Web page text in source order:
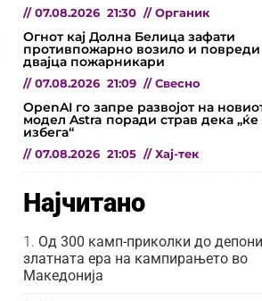
// 07.08.2026 21:30 // Органик
Огнот кај Долна Белица зафати
противпожарно возило и повреди
двајца пожарникари
// 07.08.2026 21:09 // Свесно
OpenAI го запре развојот на
модел Astra поради страв дека
избега“
// 07.08.2026 21:05 // Хај-тек
Најчитано
Од 300 камп-приколки до
златната ера на кампирањето во
Македонија